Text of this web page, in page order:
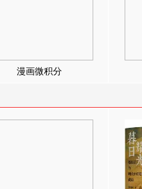
漫画微积分